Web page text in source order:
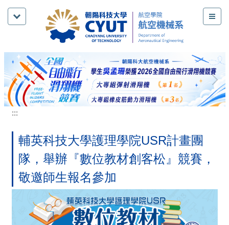
跳
內
容
區
:::
輔英科技大學護理學院USR計畫團
隊，舉辦『數位教材創客松』競賽，
敬邀師生報名參加